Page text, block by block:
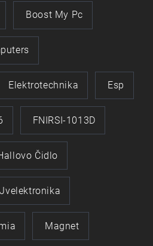
Boost My Pc
Elektrotechnika Esp
FNIRSI-1013D
Čidlo
Jvelektronika
Magnet